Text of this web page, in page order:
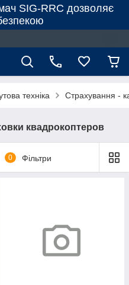
SIG-RRC дозволяє
техніка Страхування -
квадрокоптеров
0 Фільтри